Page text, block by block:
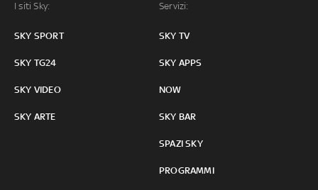
I siti Sky:
SKY SPORT
SKY TG24
SKY VIDEO
SKY ARTE
Servizi:
SKY TV
SKY APPS
NOW
SKY BAR
SPAZI SKY
PROGRAMMI